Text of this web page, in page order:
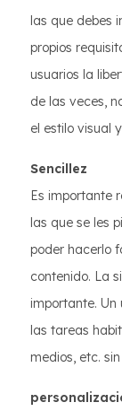
las que debes
propios
usuarios la
de las veces,
el estilo visual
Sencillez
Es importante
las que se les
poder hacerlo
contenido. La
importante. Un
las tareas
medios, etc.